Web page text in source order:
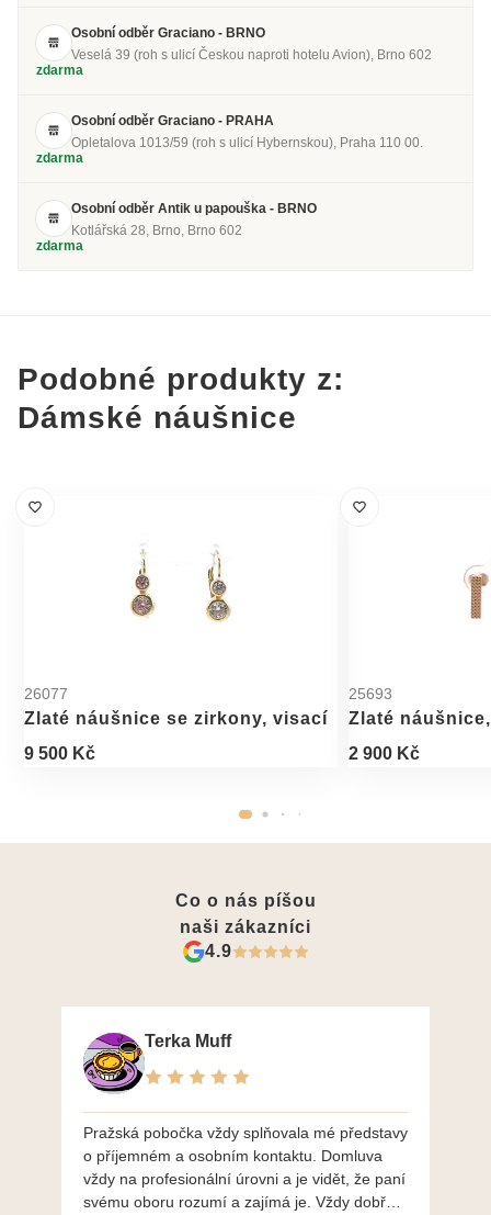
Osobní odběr Graciano - BRNO
Veselá 39 (roh s ulicí Českou naproti hotelu Avion), Brno 602
zdarma
Osobní odběr Graciano - PRAHA
Opletalova 1013/59 (roh s ulicí Hybernskou), Praha 110 00.
zdarma
Osobní odběr Antik u papouška - BRNO
Kotlářská 28, Brno, Brno 602
zdarma
Podobné produkty z:
Dámské náušnice
26077
Zlaté náušnice se zirkony, visací
9 500 Kč
25693
Zlaté
2 900 Kč
Co o nás píšou
naši zákazníci
4.9
Terka Muff
Pražská pobočka vždy splňovala mé představy
o příjemném a osobním kontaktu. Domluva
vždy na profesionální úrovni a je vidět, že paní
svému oboru rozumí a zajímá je. Vždy dobře a